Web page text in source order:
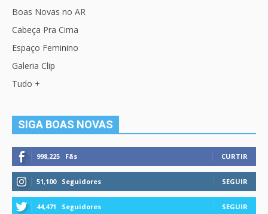
Boas Novas no AR
Cabeça Pra Cima
Espaço Feminino
Galeria Clip
Tudo +
SIGA BOAS NOVAS
998,225 Fãs CURTIR
51,100 Seguidores SEGUIR
44,471 Seguidores SEGUIR